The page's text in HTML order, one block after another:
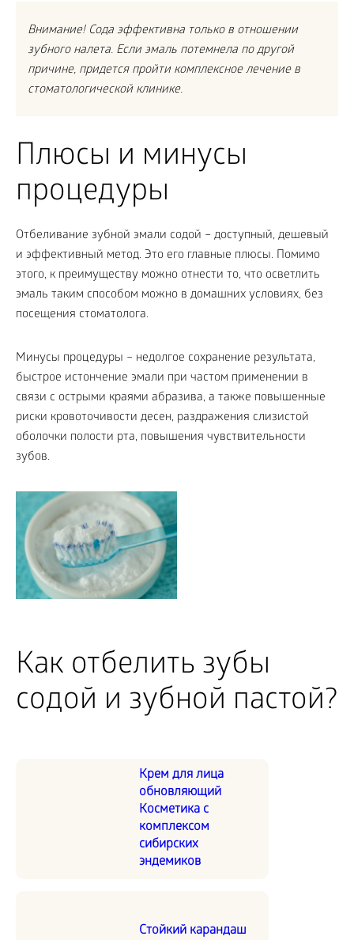
Внимание! Сода эффективна только в отношении
зубного налета. Если эмаль потемнела по другой
причине, придется пройти комплексное лечение в
стоматологической клинике.
Плюсы и минусы
процедуры
Отбеливание зубной эмали содой – доступный, дешевый
и эффективный метод. Это его главные плюсы. Помимо
этого, к преимуществу можно отнести то, что осветлить
эмаль таким способом можно в домашних условиях, без
посещения стоматолога.
Минусы процедуры – недолгое сохранение результата,
быстрое истончение эмали при частом применении в
связи с острыми краями абразива, а также повышенные
риски кровоточивости десен, раздражения слизистой
оболочки полости рта, повышения чувствительности
зубов.
Как отбелить зубы
содой и зубной пастой?
Крем для лица
обновляющий
Косметика с
комплексом
сибирских
эндемиков
Стойкий карандаш